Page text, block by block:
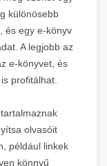
különösebb
és egy e-könyv
A legjobb az
e-könyvet, és
profitálhat.
olvasóit
például linkek
könnyű